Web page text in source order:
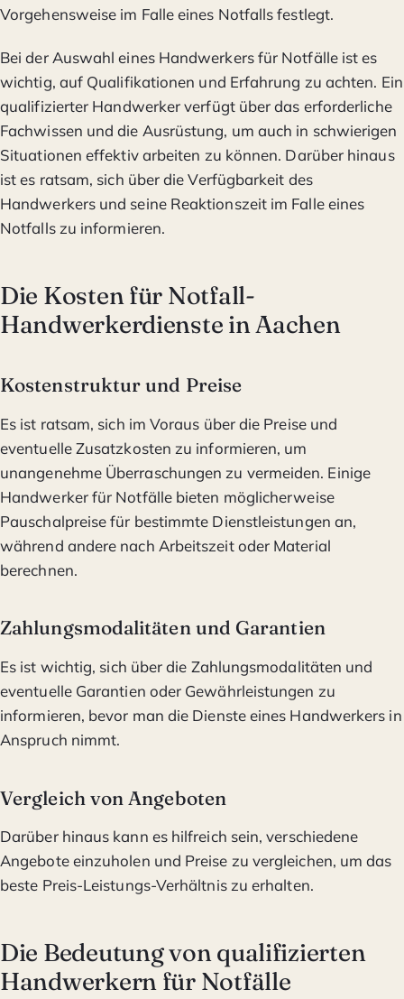
Vorgehensweise im Falle eines Notfalls festlegt.
Bei der Auswahl eines Handwerkers für Notfälle ist es
wichtig, auf Qualifikationen und Erfahrung zu achten. Ein
qualifizierter Handwerker verfügt über das erforderliche
Fachwissen und die Ausrüstung, um auch in schwierigen
Situationen effektiv arbeiten zu können. Darüber hinaus
ist es ratsam, sich über die Verfügbarkeit des
Handwerkers und seine Reaktionszeit im Falle eines
Notfalls zu informieren.
Die Kosten für Notfall-
Handwerkerdienste in Aachen
Kostenstruktur und Preise
Es ist ratsam, sich im Voraus über die Preise und
eventuelle Zusatzkosten zu informieren, um
unangenehme Überraschungen zu vermeiden. Einige
Handwerker für Notfälle bieten möglicherweise
Pauschalpreise für bestimmte Dienstleistungen an,
während andere nach Arbeitszeit oder Material
berechnen.
Zahlungsmodalitäten und Garantien
Es ist wichtig, sich über die Zahlungsmodalitäten und
eventuelle Garantien oder Gewährleistungen zu
informieren, bevor man die Dienste eines Handwerkers in
Anspruch nimmt.
Vergleich von Angeboten
Darüber hinaus kann es hilfreich sein, verschiedene
Angebote einzuholen und Preise zu vergleichen, um das
beste Preis-Leistungs-Verhältnis zu erhalten.
Die Bedeutung von qualifizierten
Handwerkern für Notfälle